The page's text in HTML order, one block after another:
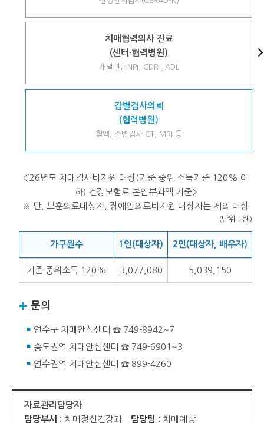
치매협력의사 진료
(센터·협력병원)
개별면담NPI, CDR ,IADL
감별검사의뢰
(협력병원)
혈액, 소변검사 CT, MRI 등
<’26년도 치매검사비지원 대상(기준 중위 소득기준 120% 이
하) 건강보험료 본인부과액 기준>
※ 단, 보훈의료대상자, 장애인의료비지원 대상자는 제외 대상
(단위 : 원)
가구원수 1인(대상자) 2인(대상자, 배우자)
기준 중위소득 120% 3,077,080 5,039,150
문의
연수구 치매안심센터 ☎ 749-8942~7
송도권역 치매안심센터 ☎ 749-6901~3
연수권역 치매안심센터 ☎ 899-4260
자료관리담당자
담당부서 : 치매정신건강과 담당팀 : 치매예방